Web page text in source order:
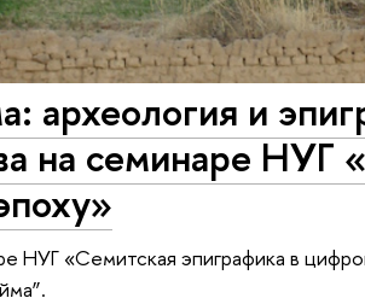
археология и
на семинаре НУГ
НУГ «Семитская эпиграфика в